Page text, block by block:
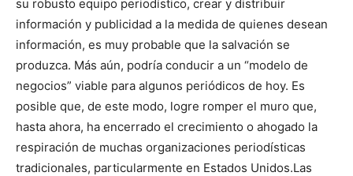
su robusto equipo periodístico, crear y distribuir
información y publicidad a la medida de quienes desean
información, es muy probable que la salvación se
produzca. Más aún, podría conducir a un “modelo de
negocios” viable para algunos periódicos de hoy. Es
posible que, de este modo, logre romper el muro que,
hasta ahora, ha encerrado el crecimiento o ahogado la
respiración de muchas organizaciones periodísticas
tradicionales, particularmente en Estados Unidos.Las